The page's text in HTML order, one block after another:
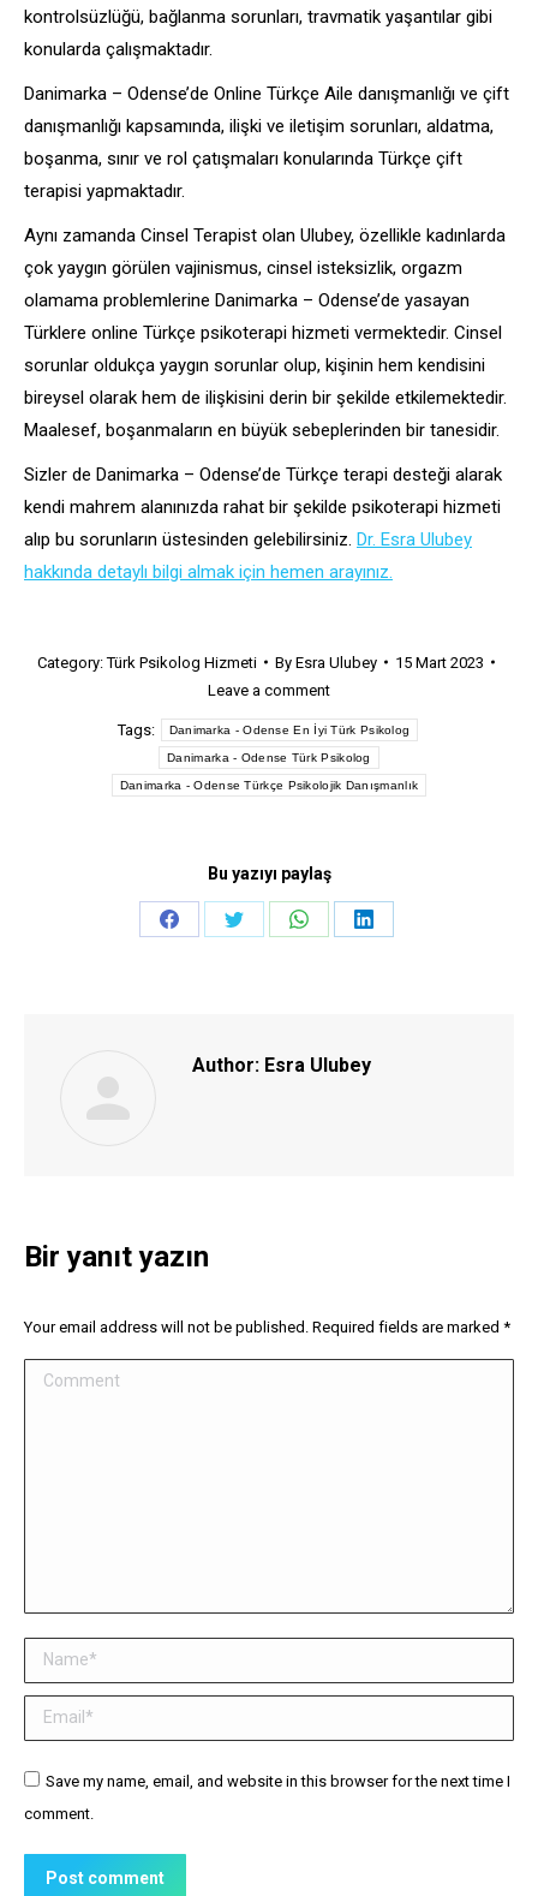
kontrolsüzlüğü, bağlanma sorunları, travmatik yaşantılar gibi
konularda çalışmaktadır.
Danimarka – Odense’de Online Türkçe Aile danışmanlığı ve çift
danışmanlığı kapsamında, ilişki ve iletişim sorunları, aldatma,
boşanma, sınır ve rol çatışmaları konularında Türkçe çift
terapisi yapmaktadır.
Aynı zamanda Cinsel Terapist olan Ulubey, özellikle kadınlarda
çok yaygın görülen vajinismus, cinsel isteksizlik, orgazm
olamama problemlerine Danimarka – Odense’de yasayan
Türklere online Türkçe psikoterapi hizmeti vermektedir. Cinsel
sorunlar oldukça yaygın sorunlar olup, kişinin hem kendisini
bireysel olarak hem de ilişkisini derin bir şekilde etkilemektedir.
Maalesef, boşanmaların en büyük sebeplerinden bir tanesidir.
Sizler de Danimarka – Odense’de Türkçe terapi desteği alarak
kendi mahrem alanınızda rahat bir şekilde psikoterapi hizmeti
alıp bu sorunların üstesinden gelebilirsiniz. Dr. Esra Ulubey
hakkında detaylı bilgi almak için hemen arayınız.
Category:Türk Psikolog Hizmeti By Esra Ulubey
15 Mart 2023
Leave a comment
Tags: Danimarka - Odense En İyi Türk Psikolog
Danimarka - Odense Türk Psikolog
Danimarka - Odense Türkçe Psikolojik Danışmanlık
Bu yazıyı paylaş
Share
Share
Share
Share
Author: Esra Ulubey
Bir yanıt yazın
Your email address will not be published. Required fields are marked *
Comment
Name *
Email *
Website
Save my name, email, and website in this browser for the next time I
comment.
Post comment